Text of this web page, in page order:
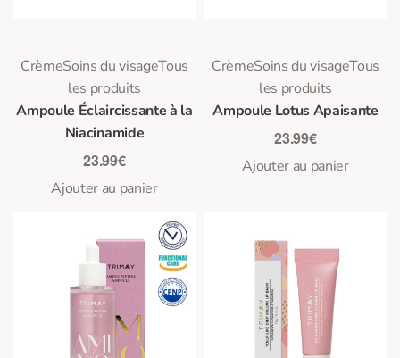
CrèmeSoins du visageTous
les produits
Ampoule Éclaircissante à la
Niacinamide
23.99€
Ajouter au panier
CrèmeSoins du visageTous
les produits
Ampoule Lotus Apaisante
23.99€
Ajouter au panier